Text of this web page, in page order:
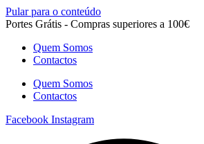
Pular para o conteúdo
Portes Grátis - Compras superiores a 100€
Quem Somos
Contactos
Quem Somos
Contactos
Facebook Instagram